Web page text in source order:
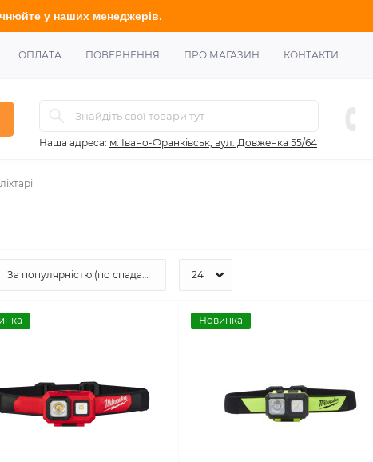
ОПЛАТА ПОВЕРНЕННЯ ПРО МАГАЗИН КОНТАКТИ
Наша адреса: м. Івано-Франківськ, вул. Довженка 55/64
Новинка